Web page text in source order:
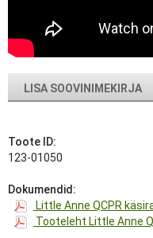
LISA SOOVINIMEKIRJA
Toote ID:
123-01050
Dokumendid:
Little Anne QCPR
Tooteleht Little Anne